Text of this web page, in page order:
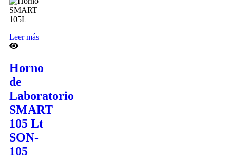
Leer más
Horno
de
Laboratorio
SMART
105 Lt
SON-
105